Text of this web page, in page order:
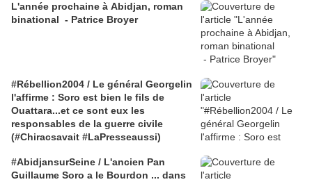
L'année prochaine à Abidjan, roman
binational - Patrice Broyer
#Rébellion2004 / Le général Georgelin
l'affirme : Soro est bien le fils de
Ouattara...et ce sont eux les
responsables de la guerre civile
(#Chiracsavait #LaPresseaussi)
#AbidjansurSeine / L'ancien Pan
Guillaume Soro a le Bourdon ... dans